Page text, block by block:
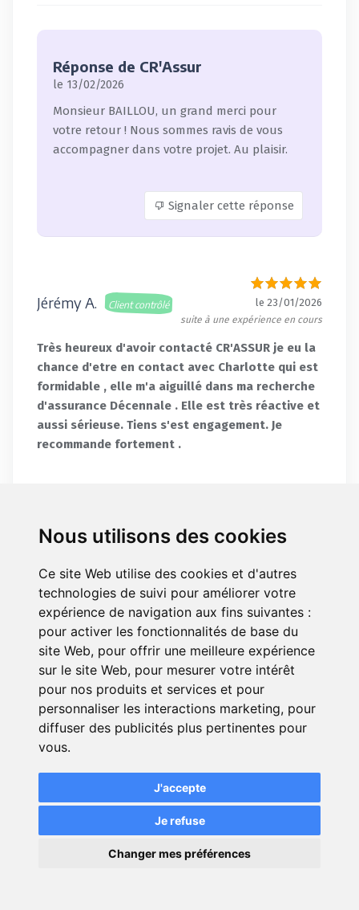
Nous utilisons des cookies
Ce site Web utilise des cookies et d'autres
technologies de suivi pour améliorer votre
expérience de navigation aux fins suivantes :
pour activer les fonctionnalités de base du
site Web, pour offrir une meilleure expérience
sur le site Web, pour mesurer votre intérêt
pour nos produits et services et pour
personnaliser les interactions marketing, pour
diffuser des publicités plus pertinentes pour
vous.
J'accepte
Je refuse
Changer mes préférences
Réponse de CR'Assur
le 13/02/2026
Monsieur BAILLOU, un grand merci pour
votre retour ! Nous sommes ravis de vous
accompagner dans votre projet. Au plaisir.
Signaler cette réponse
Jérémy A. Client contrôlé le 23/01/2026
suite à une expérience en cours
Très heureux d'avoir contacté CR'ASSUR je eu la
chance d'etre en contact avec Charlotte qui est
formidable , elle m'a aiguillé dans ma recherche
d'assurance Décennale . Elle est très réactive et
aussi sérieuse. Tiens s'est engagement. Je
recommande fortement .
Réponse de CR'Assur
le 26/01/2026
Jérémy, merci pour votre confiance sur votre
assurance RC/RC décennale ! Nous vous
souhaitons beaucoup de réussite dans votre
développpement professionnel.